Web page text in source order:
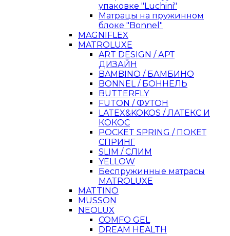
упаковке "Luchini"
Матрацы на пружинном
блоке "Bonnel"
MAGNIFLEX
MATROLUXE
ART DESIGN / АРТ
ДИЗАЙН
BAMBINO / БАМБИНО
BONNEL / БОННЕЛЬ
BUTTERFLY
FUTON / ФУТОН
LATEX&KOKOS / ЛАТЕКС И
КОКОС
POCKET SPRING / ПОКЕТ
СПРИНГ
SLIM / СЛИМ
YELLOW
Беспружинные матрасы
MATROLUXE
MATTINO
MUSSON
NEOLUX
COMFO GEL
DREAM HEALTH